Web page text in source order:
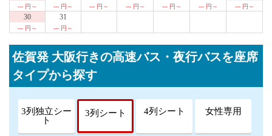
--- 円～ --- 円～ --- 円～ --- 円～ --- 円～ --- 円～ --- 円～
30
--- 円～
31
--- 円～
佐賀発 大阪行きの高速バス・夜行バスを座席
タイプから探す
3列独立シー
ト
3列シート 4列シート 女性専用